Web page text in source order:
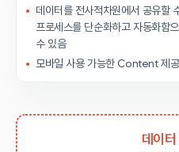
데이터를 전사적차원에서 공유할
프로세스를 단순화하고 자동화함
수 있음
모바일 사용 가능한 Content 제
데이